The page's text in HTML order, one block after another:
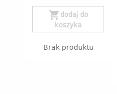
shopping_cart dodaj do
koszyka
Brak produktu